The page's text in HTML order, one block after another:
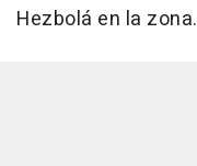
Hezbolá en la zona.